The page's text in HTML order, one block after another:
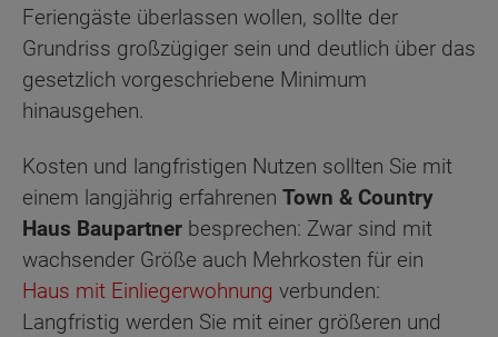
Feriengäste überlassen wollen, sollte der
Grundriss großzügiger sein und deutlich über das
gesetzlich vorgeschriebene Minimum
hinausgehen.
Kosten und langfristigen Nutzen sollten Sie mit
einem langjährig erfahrenen Town & Country
Haus Baupartner besprechen: Zwar sind mit
wachsender Größe auch Mehrkosten für ein
Haus mit Einliegerwohnung verbunden:
Langfristig werden Sie mit einer größeren und